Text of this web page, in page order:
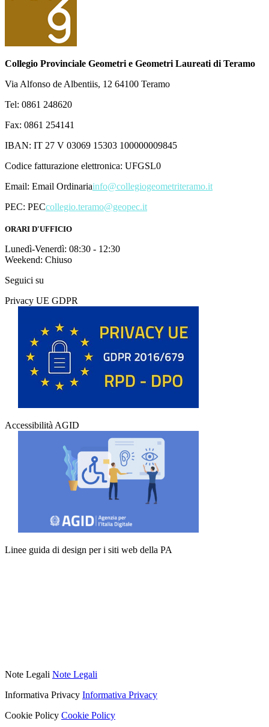
Collegio Provinciale Geometri e Geometri Laureati di Teramo
Via Alfonso de Albentiis, 12 64100 Teramo
Tel: 0861 248620
Fax: 0861 254141
IBAN: IT 27 V 03069 15303 100000009845
Codice fatturazione elettronica: UFGSL0
Email: Email Ordinariainfo@collegiogeometriteramo.it
PEC: PECcollegio.teramo@geopec.it
ORARI D'UFFICIO
Lunedì-Venerdì: 08:30 - 12:30
Weekend: Chiuso
Seguici su
Privacy UE GDPR
Accessibilità AGID
Linee guida di design per i siti web della PA
Note Legali Note Legali
Informativa Privacy Informativa Privacy
Cookie Policy Cookie Policy